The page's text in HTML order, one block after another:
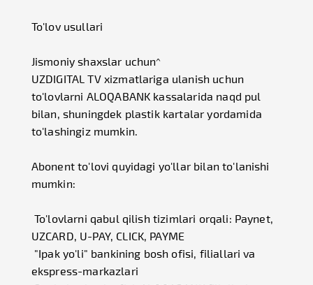
To'lov usullari
Jismoniy shaxslar uchun^
UZDIGITAL TV xizmatlariga ulanish uchun
to'lovlarni ALOQABANK kassalarida naqd pul
bilan, shuningdek plastik kartalar yordamida
to'lashingiz mumkin.
Abonent to'lovi quyidagi yo'llar bilan to'lanishi
mumkin:
To'lovlarni qabul qilish tizimlari orqali: Paynet,
UZCARD, U-PAY, CLICK, PAYME
"Ipak yo'li" bankining bosh ofisi, filiallari va
ekspress-markazlari